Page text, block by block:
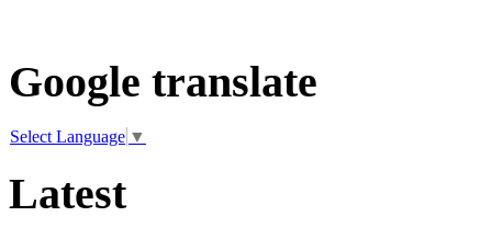
Google translate
Select Language ▼
Latest